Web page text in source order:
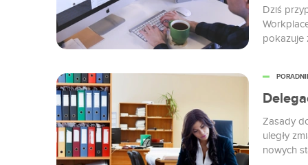
Dziś
pokazuje
Zasady
uległy
nowych